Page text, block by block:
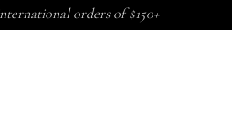
orders of $150+